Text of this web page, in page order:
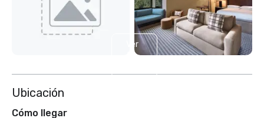
Ver
Ubicación
Cómo llegar